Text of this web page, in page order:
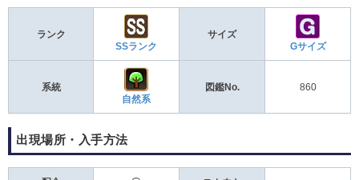
ランク
SSランク
サイズ
Gサイズ
系統
自然系
図鑑No. 860
出現場所・入手方法